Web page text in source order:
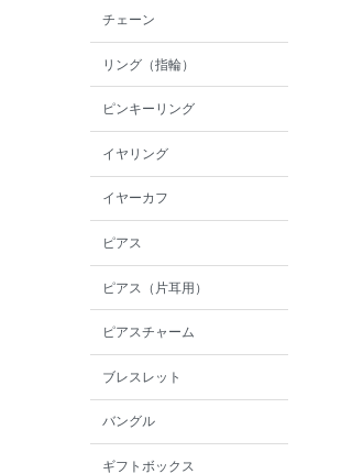
チェーン
リング（指輪）
ピンキーリング
イヤリング
イヤーカフ
ピアス
ピアス（片耳用）
ピアスチャーム
ブレスレット
バングル
ギフトボックス